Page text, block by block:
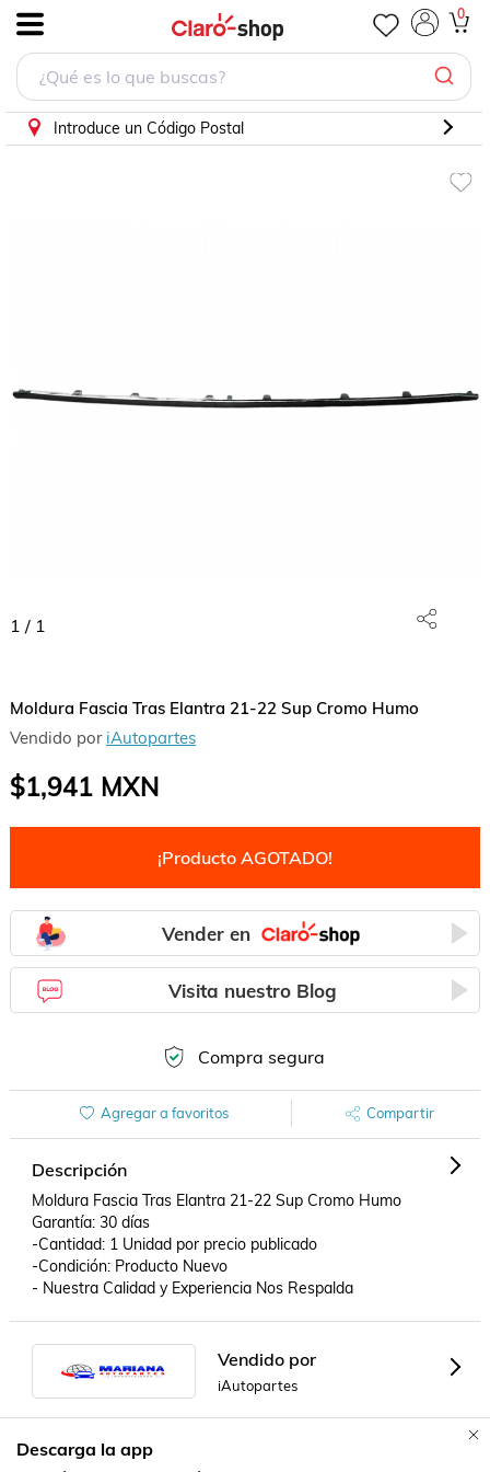
0
Introduce un Código Postal
1 / 1
Moldura Fascia Tras Elantra 21-22 Sup Cromo Humo
Vendido por iAutopartes
$1,941MXN
¡Producto AGOTADO!
Vender en
Visita nuestro Blog
Compra segura
Agregar a favoritos Compartir
Descripción
Moldura Fascia Tras Elantra 21-22 Sup Cromo Humo
Garantía: 30 días
-Cantidad: 1 Unidad por precio publicado
-Condición: Producto Nuevo
- Nuestra Calidad y Experiencia Nos Respalda
Vendido por
iAutopartes
Formas de Pago
Descarga la app
Moldura Fascia Tras Elantra 21-22 Sup Cromo Humo